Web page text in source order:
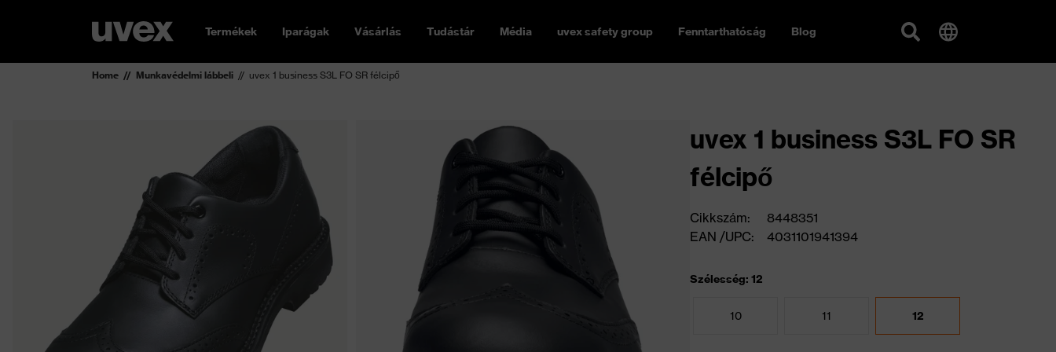
Termékek Iparágak Vásárlás Tudástár Média uvex safety group Fenntarthatóság Blog
Home Munkavédelmi lábbeli uvex 1 business S3L FO SR félcipő
uvex 1 business S3L FO SR
félcipő
Cikkszám:
8448351
EAN /UPC:
4031101941394
Szélesség: 12
10 11 12